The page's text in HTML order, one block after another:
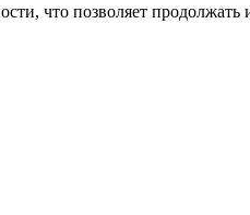
что позволяет продолжать